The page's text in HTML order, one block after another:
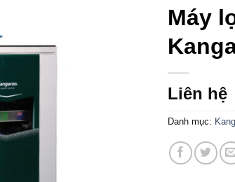
Máy
Liên hệ
Danh mục: